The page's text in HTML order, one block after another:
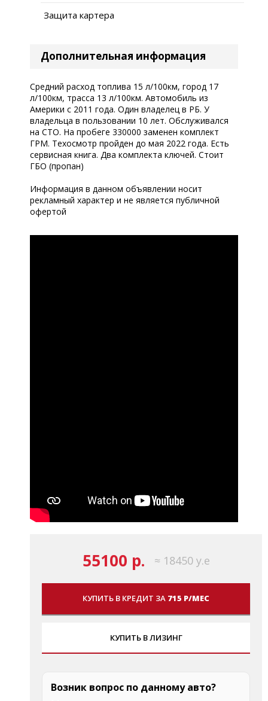
Защита картера
Дополнительная информация
Средний расход топлива 15 л/100км, город 17
л/100км, трасса 13 л/100км. Автомобиль из
Америки с 2011 года. Один владелец в РБ. У
владельца в пользовании 10 лет. Обслуживался
на СТО. На пробеге 330000 заменен комплект
ГРМ. Техосмотр пройден до мая 2022 года. Есть
сервисная книга. Два комплекта ключей. Стоит
ГБО (пропан)
Информация в данном объявлении носит
рекламный характер и не является публичной
офертой
55100 р. ≈ 18450 у.е
КУПИТЬ В КРЕДИТ ЗА 715 Р/МЕС
КУПИТЬ В ЛИЗИНГ
Возник вопрос по данному авто?